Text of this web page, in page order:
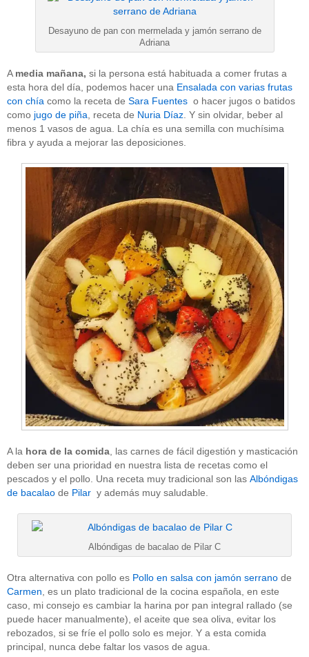
Desayuno de pan con mermelada y jamón serrano de
Adriana
A media mañana, si la persona está habituada a comer frutas a
esta hora del día, podemos hacer una Ensalada con varias frutas
con chía como la receta de Sara Fuentes o hacer jugos o batidos
como jugo de piña , receta de Nuria Díaz . Y sin olvidar, beber al
menos 1 vasos de agua. La chía es una semilla con muchísima
fibra y ayuda a mejorar las deposiciones.
A la hora de la comida , las carnes de fácil digestión y masticación
deben ser una prioridad en nuestra lista de recetas como el
pescados y el pollo. Una receta muy tradicional son las Albóndigas
de bacalao de Pilar y además muy saludable.
Albóndigas de bacalao de Pilar C
Otra alternativa con pollo es Pollo en salsa con jamón serrano de
Carmen , es un plato tradicional de la cocina española, en este
caso, mi consejo es cambiar la harina por pan integral rallado (se
puede hacer manualmente), el aceite que sea oliva, evitar los
rebozados, si se fríe el pollo solo es mejor. Y a esta comida
principal, nunca debe faltar los vasos de agua.